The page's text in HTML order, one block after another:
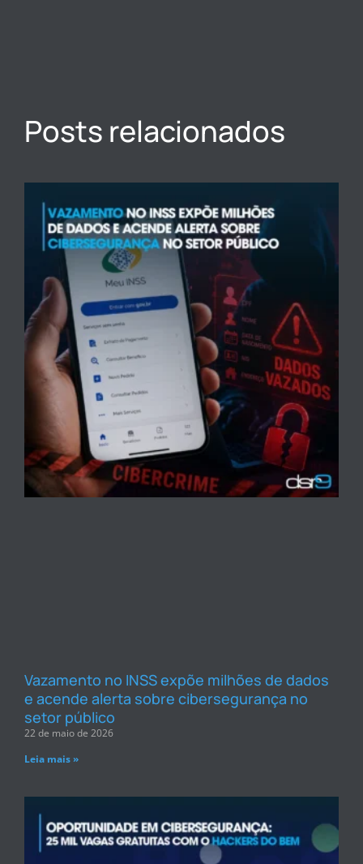
Posts relacionados
Vazamento no INSS expõe milhões de dados
e acende alerta sobre cibersegurança no
setor público
22 de maio de 2026
Leia mais »